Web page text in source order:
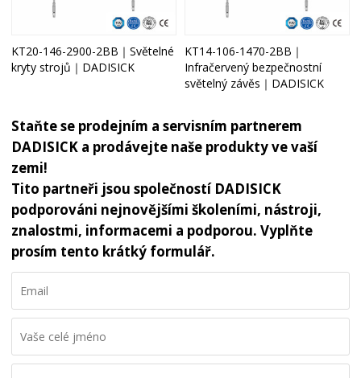
KT20-146-2900-2BB｜Světelné
kryty strojů｜DADISICK
KT14-106-1470-2BB｜
Infračervený bezpečnostní
světelný závěs｜DADISICK
Staňte se prodejním a servisním partnerem
DADISICK a prodávejte naše produkty ve vaší
zemi!
Tito partneři jsou společností DADISICK
podporováni nejnovějšími školeními, nástroji,
znalostmi, informacemi a podporou. Vyplňte
prosím tento krátký formulář.